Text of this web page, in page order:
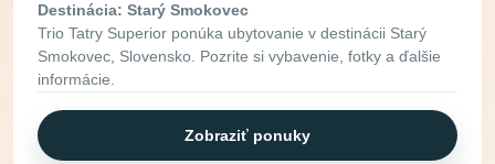
Destinácia: Starý Smokovec
Trio Tatry Superior ponúka ubytovanie v destinácii Starý
Smokovec, Slovensko. Pozrite si vybavenie, fotky a ďalšie
informácie.
Zobraziť ponuky